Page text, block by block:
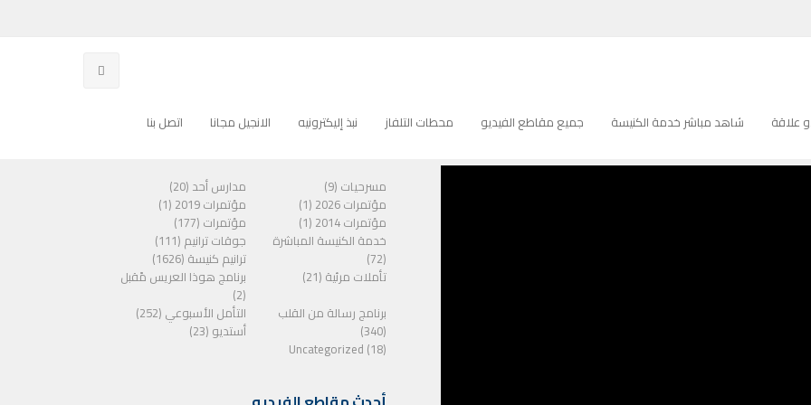
علاقة شاهد مباشر خدمة الكنيسة جميع مقاطع الفيديو محطات التلفاز نبذ إليكترونيه الانجيل مجانا اتصل بنا الفئات
مسرحيات (9)
مدارس أحد (20)
مؤتمرات 2026 (1)
مؤتمرات 2019 (1)
مؤتمرات 2014 (1)
مؤتمرات (177)
خدمة الكنيسة المباشرة
(72)
جوقات ترانيم (111)
ترانيم كنيسة (1626)
تأملات مرئية (21)
برنامج هوذا العريس مًقبل
(2)
برنامج رسالة من القلب
(340)
التأمل الأسبوعي (252)
أستديو (23)
Uncategorized (18)